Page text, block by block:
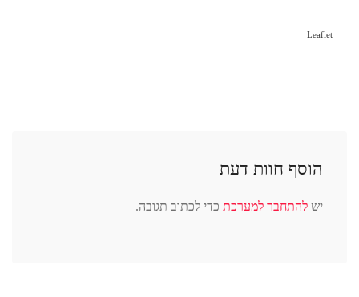
Leaflet
הוסף חוות דעת
יש להתחבר למערכת כדי לכתוב תגובה.